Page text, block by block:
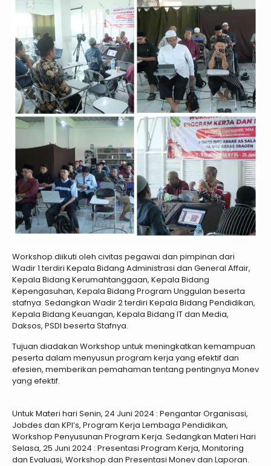
Workshop diikuti oleh civitas pegawai dan pimpinan dari
Wadir 1 terdiri Kepala Bidang Administrasi dan General Affair,
Kepala Bidang Kerumahtanggaan, Kepala Bidang
Kepengasuhan, Kepala Bidang Program Unggulan beserta
stafnya. Sedangkan Wadir 2 terdiri Kepala Bidang Pendidikan,
Kepala Bidang Keuangan, Kepala Bidang IT dan Media,
Daksos, PSDI beserta Stafnya.
Tujuan diadakan Workshop untuk meningkatkan kemampuan
peserta dalam menyusun program kerja yang efektif dan
efesien, memberikan pemahaman tentang pentingnya Monev
yang efektif.
Untuk Materi hari Senin, 24 Juni 2024 : Pengantar Organisasi,
Jobdes dan KPI’s, Program Kerja Lembaga Pendidikan,
Workshop Penyusunan Program Kerja. Sedangkan Materi Hari
Selasa, 25 Juni 2024 : Presentasi Program Kerja, Monitoring
dan Evaluasi, Workshop dan Presentasi Monev dan Laporan.